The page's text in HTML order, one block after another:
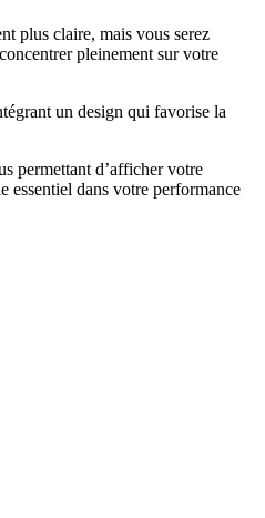
plus claire, mais vous serez
pleinement sur votre
un design qui favorise la
permettant d’afficher votre
essentiel dans votre performance